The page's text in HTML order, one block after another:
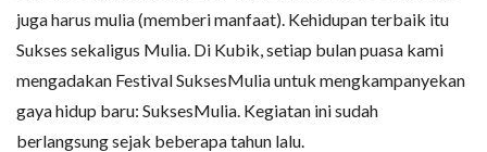
juga harus mulia (memberi manfaat). Kehidupan terbaik itu
Sukses sekaligus Mulia. Di Kubik, setiap bulan puasa kami
mengadakan Festival SuksesMulia untuk mengkampanyekan
gaya hidup baru: SuksesMulia. Kegiatan ini sudah
berlangsung sejak beberapa tahun lalu.